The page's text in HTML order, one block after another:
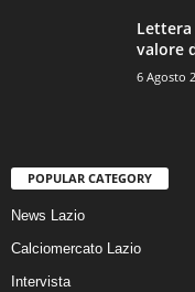
valore
6 Agosto
POPULAR CATEGORY
News Lazio
Calciomercato Lazio
Intervista